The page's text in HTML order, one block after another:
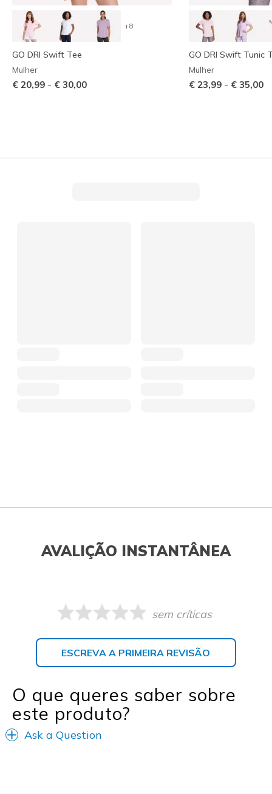
+8
GO DRI Swift Tee
Mulher
€ 20,99 - € 30,00
GO DRI Swift Tunic
Mulher
€ 23,99 - € 35,00
AVALIÇÃO INSTANTÂNEA
sem críticas
ESCREVA A PRIMEIRA REVISÃO
O que queres saber sobre
este produto?
Ask a Question